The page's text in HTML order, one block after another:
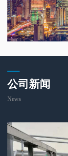
公司新闻
News